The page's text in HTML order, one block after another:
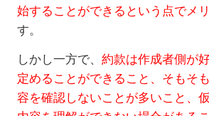
始することができるという点でメ
す。
しかし一方で、 約款は作成者側が
定めることができること、そもそ
容を確認しないことが多いこと、